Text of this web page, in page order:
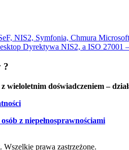
NIS2, Symfonia, Chmura
Dyrektywa NIS2, a ISO 27001
?
wieloletnim doświadczeniem –
z niepełnosprawnościami
prawa zastrzeżone.